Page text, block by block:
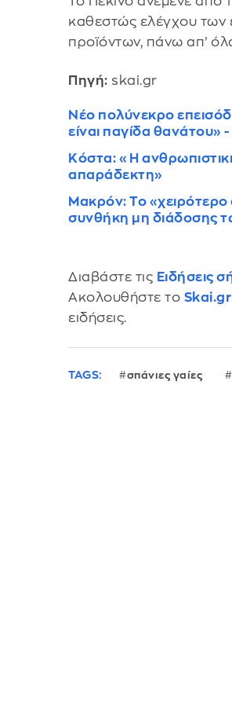
καθεστώς ελέγχου των
προϊόντων, πάνω απ’
Πηγή: skai.gr
Νέο πολύνεκρο
είναι παγίδα θανάτου» -
Κόστα: «Η
απαράδεκτη»
Μακρόν: Το «χειρότερο
συνθήκη μη διάδοσης
Διαβάστε τις Ειδήσεις
Ακολουθήστε το
ειδήσεις.
TAGS: σπάνιες γαίες